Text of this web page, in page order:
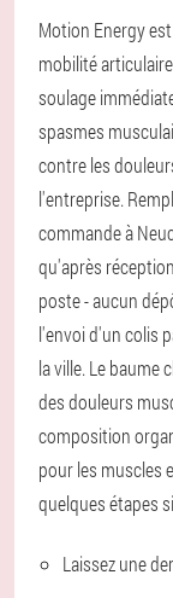
Motion Energy
mobilité
soulage
spasmes
contre les
l'entreprise.
commande à
qu'après
poste - aucun
l'envoi d'un colis
la ville. Le
des douleurs
composition
pour les muscles
quelques étapes
Laissez une